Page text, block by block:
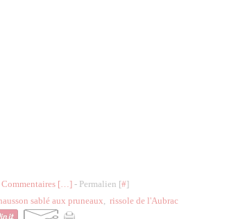
Commentaires […] - Permalien [#]
sablé aux pruneaux, rissole de l'Aubrac